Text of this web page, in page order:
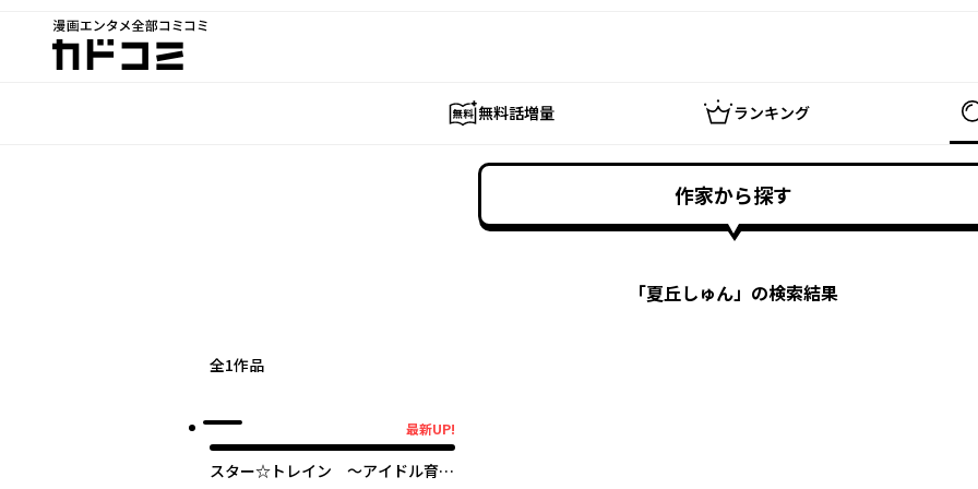
漫画エンタメ全部コミコミ
カドコミ
無料話増量 ランキング
作家から探す
「夏丘しゅん」の検索結果
全1作品
最新UP!
スター☆トレイン ～アイドル育成